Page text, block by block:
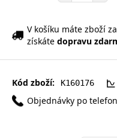
V košíku máte zboží za
získáte dopravu
Kód zboží: K160176
Objednávky po